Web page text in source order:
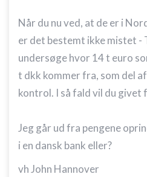
Når du nu ved, at de er i
er det bestemt ikke mistet -
undersøge hvor 14 t euro
t dkk kommer fra, som del
kontrol. I så fald vil du givet
Jeg går ud fra pengene
i en dansk bank eller?
vh John Hannover